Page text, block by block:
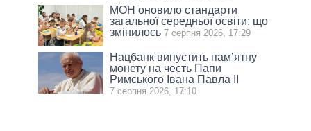
МОН оновило стандарти
загальної середньої освіти: що
змінилось 7 серпня 2026, 17:29
Нацбанк випустить пам’ятну
монету на честь Папи
Римського Івана Павла II
7 серпня 2026, 17:10